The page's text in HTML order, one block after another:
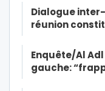
Dialogue
réunion
Enquête/Al
gauche: